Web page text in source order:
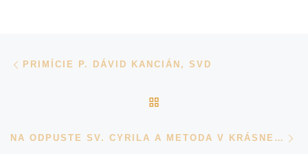
Navigácia v príspevkoch
PRIMÍCIE P. DÁVID KANCIÁN, SVD
NA ODPUSTE SV. CYRILA A METODA V KRÁSNEJ NAD HORNÁDOM